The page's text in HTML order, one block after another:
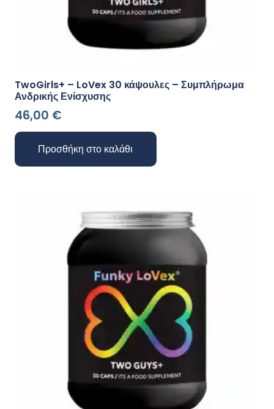
TwoGirls+ – LoVex 30 κάψουλες – Συμπλήρωμα
Ανδρικής Ενίσχυσης
46,00 €
Προσθήκη στο καλάθι